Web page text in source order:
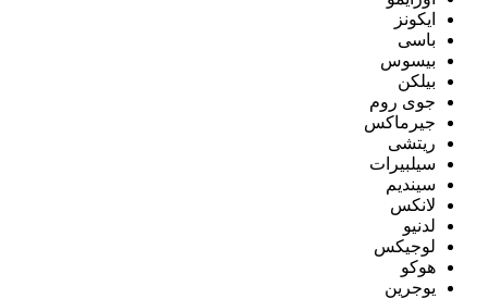
ايكونز
باسى
بيسوس
بيلكن
جوى روم
جيرماكس
ريتشى
سيلبيرات
سينديم
لانكس
لدنيو
لوجيكس
هوكو
يوجرين